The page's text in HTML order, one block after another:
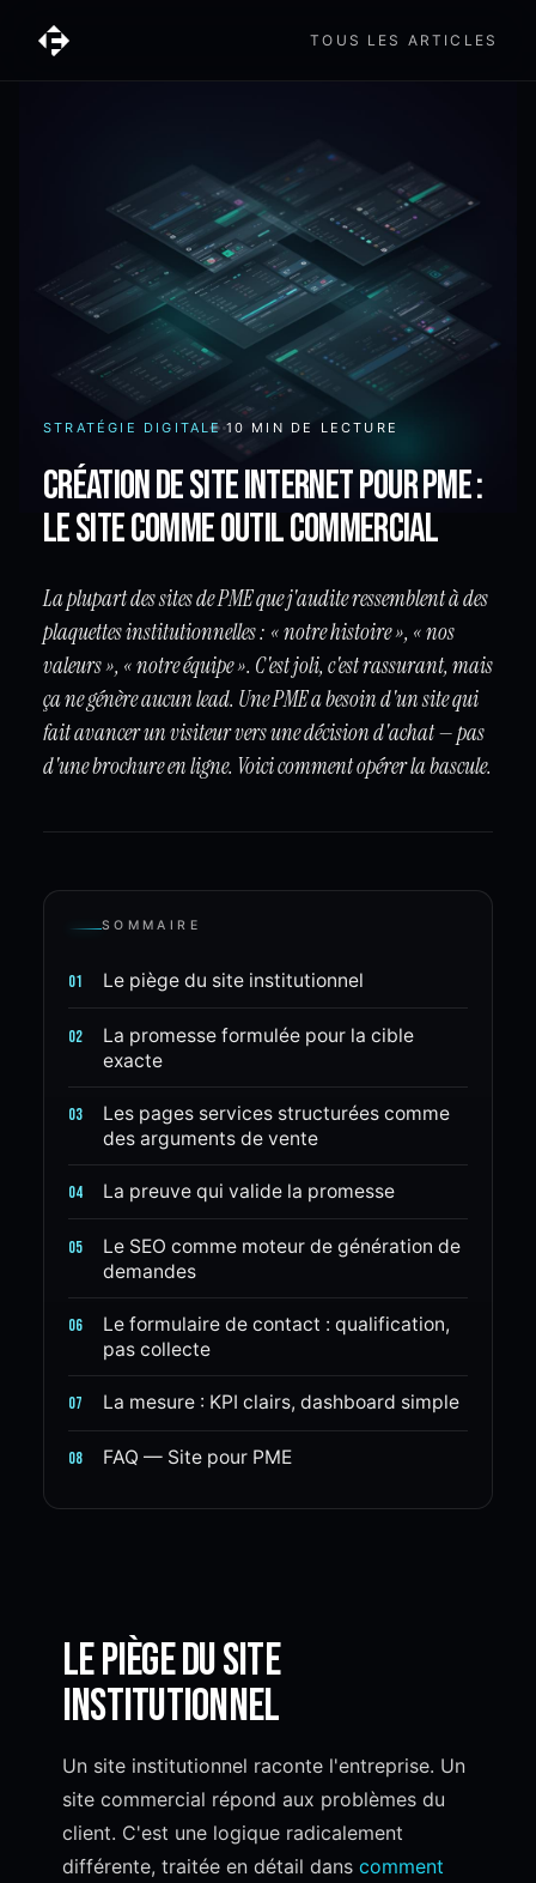
TOUS LES ARTICLES
STRATÉGIE DIGITALE 10 MIN DE LECTURE
Création de site internet pour PME :
le site comme outil commercial
La plupart des sites de PME que j'audite ressemblent à des
plaquettes institutionnelles : « notre histoire », « nos
valeurs », « notre équipe ». C'est joli, c'est rassurant, mais
ça ne génère aucun lead. Une PME a besoin d'un site qui
fait avancer un visiteur vers une décision d'achat — pas
d'une brochure en ligne. Voici comment opérer la bascule.
SOMMAIRE
01 Le piège du site institutionnel
02
La promesse formulée pour la cible
exacte
03
Les pages services structurées comme
des arguments de vente
04 La preuve qui valide la promesse
05
Le SEO comme moteur de génération de
demandes
06
Le formulaire de contact : qualification,
pas collecte
07 La mesure : KPI clairs, dashboard simple
08 FAQ — Site pour PME
Le piège du site
institutionnel
Un site institutionnel raconte l'entreprise. Un
site commercial répond aux problèmes du
client. C'est une logique radicalement
différente, traitée en détail dans comment